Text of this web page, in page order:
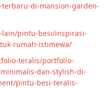
di-mansion-garden-
pintu-besi/inspirasi-
rumah-istimewa/
teralis/portfolio-
dan-stylish-di-
pintu-besi-teralis-